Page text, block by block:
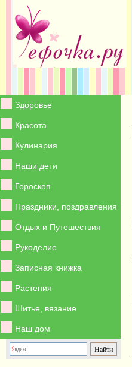
Здоровье
Красота
Кулинария
Наши дети
Гороскоп
Праздники, поздравления
Отдых и Путешествия
Рукоделие
Записная книжка
Растения
Шитье, вязание
Наш дом